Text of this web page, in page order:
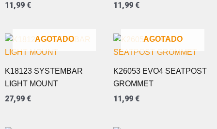
11,99 € 11,99 €
AGOTADO
K18123 SYSTEMBAR
LIGHT MOUNT
27,99 €
AGOTADO
K26053 EVO4 SEATPOST
GROMMET
11,99 €